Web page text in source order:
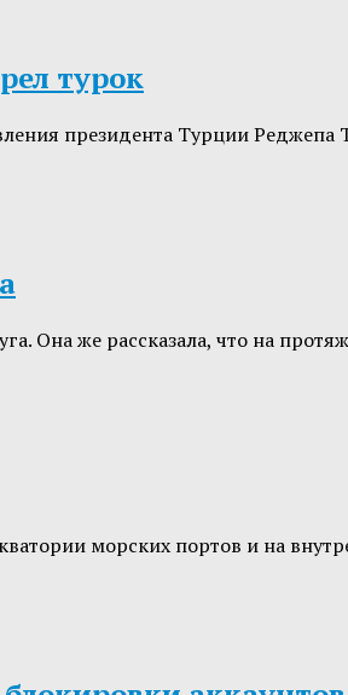
турок
президента Турции
Она же рассказала, что на
морских портов и на